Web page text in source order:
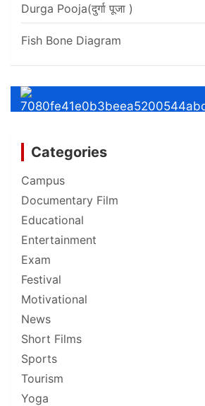
Durga Pooja(दुर्गा पूजा )
Fish Bone Diagram
Categories
Campus
Documentary Film
Educational
Entertainment
Exam
Festival
Motivational
News
Short Films
Sports
Tourism
Yoga